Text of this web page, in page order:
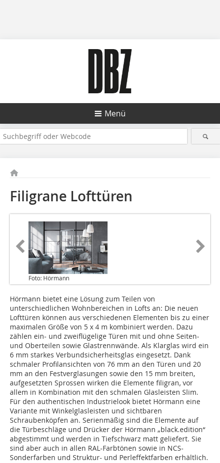
Menü
Filigrane Lofttüren
Foto: Hörmann
Hörmann bietet eine Lösung zum Teilen von
unterschiedlichen Wohnbereichen in Lofts an: Die neuen
Lofttüren können aus verschiedenen Elementen bis zu einer
maximalen Größe von 5 x 4 m kombiniert werden. Dazu
zählen ein- und zweiflügelige Türen mit und ohne Seiten-
und Oberteilen sowie Glastrennwände. Als Klarglas wird ein
6 mm starkes Verbundsicherheitsglas eingesetzt. Dank
schmaler Profilansichten von 76 mm an den Türen und 20
mm an den Festverglasungen sowie den 15 mm breiten,
aufgesetzten Sprossen wirken die Elemente filigran, vor
allem in Kombination mit den schmalen Glasleisten Slim.
Für den authentischen Industrielook bietet Hörmann eine
Variante mit Winkelglasleisten und sichtbaren
Schraubenköpfen an. Serienmäßig sind die Elemente auf
die Türbeschläge und Drücker der Hörmann „black.edition“
abgestimmt und werden in Tiefschwarz matt geliefert. Sie
sind aber auch in allen RAL-Farbtönen sowie in NCS-
Sonderfarben und Struktur- und Perleffektfarben erhältlich.